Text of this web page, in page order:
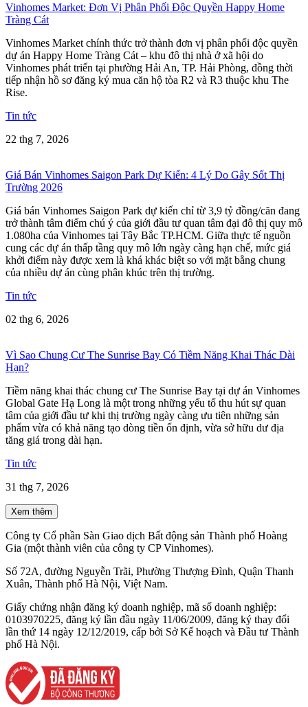
Vinhomes Market: Đơn Vị Phân Phối Độc Quyền Happy Home
Tràng Cát
Vinhomes Market chính thức trở thành đơn vị phân phối độc quyền
dự án Happy Home Tràng Cát – khu đô thị nhà ở xã hội do
Vinhomes phát triển tại phường Hải An, TP. Hải Phòng, đồng thời
tiếp nhận hồ sơ đăng ký mua căn hộ tòa R2 và R3 thuộc khu The
Rise.
Tin tức
22 thg 7, 2026
Giá Bán Vinhomes Saigon Park Dự Kiến: 4 Lý Do Gây Sốt Thị
Trường 2026
Giá bán Vinhomes Saigon Park dự kiến chỉ từ 3,9 tỷ đồng/căn đang
trở thành tâm điểm chú ý của giới đầu tư quan tâm đại đô thị quy mô
1.080ha của Vinhomes tại Tây Bắc TP.HCM. Giữa thực tế nguồn
cung các dự án thấp tầng quy mô lớn ngày càng hạn chế, mức giá
khởi điểm này được xem là khá khác biệt so với mặt bằng chung
của nhiều dự án cùng phân khúc trên thị trường.
Tin tức
02 thg 6, 2026
Vì Sao Chung Cư The Sunrise Bay Có Tiềm Năng Khai Thác Dài
Hạn?
Tiềm năng khai thác chung cư The Sunrise Bay tại dự án Vinhomes
Global Gate Hạ Long là một trong những yếu tố thu hút sự quan
tâm của giới đầu tư khi thị trường ngày càng ưu tiên những sản
phẩm vừa có khả năng tạo dòng tiền ổn định, vừa sở hữu dư địa
tăng giá trong dài hạn.
Tin tức
31 thg 7, 2026
Xem thêm
Công ty Cổ phần Sàn Giao dịch Bất động sản Thành phố Hoàng
Gia (một thành viên của công ty CP Vinhomes).
Số 72A, đường Nguyễn Trãi, Phường Thượng Đình, Quận Thanh
Xuân, Thành phố Hà Nội, Việt Nam.
Giấy chứng nhận đăng ký doanh nghiệp, mã số doanh nghiệp:
0103970225, đăng ký lần đầu ngày 11/06/2009, đăng ký thay đổi
lần thứ 14 ngày 12/12/2019, cấp bởi Sở Kế hoạch và Đầu tư Thành
phố Hà Nội.